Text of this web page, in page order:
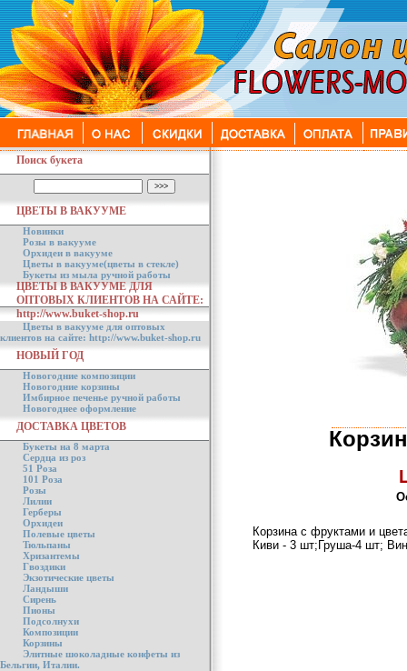
Поиск букета
ЦВЕТЫ В ВАКУУМЕ
Новинки
Розы в вакууме
Орхидеи в вакууме
Цветы в вакууме(цветы в стекле)
Букеты из мыла ручной работы
ЦВЕТЫ В ВАКУУМЕ ДЛЯ
ОПТОВЫХ КЛИЕНТОВ НА САЙТЕ:
http://www.buket-shop.ru
Цветы в вакууме для оптовых
клиентов на сайте: http://www.buket-shop.ru
НОВЫЙ ГОД
Новогодние композиции
Новогодние корзины
Имбирное печенье ручной работы
Новогоднее оформление
ДОСТАВКА ЦВЕТОВ
Букеты на 8 марта
Сердца из роз
51 Роза
101 Роза
Розы
Лилии
Герберы
Орхидеи
Полевые цветы
Тюльпаны
Хризантемы
Гвоздики
Экзотические цветы
Ландыши
Сирень
Пионы
Подсолнухи
Композиции
Корзины
Элитные шоколадные конфеты из
Бельгии, Италии.
Корзина с фруктами и
Киви - 3 шт;Груша-4 шт;